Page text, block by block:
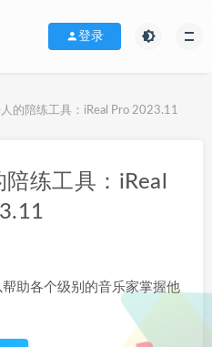
登录
的陪练工具：iReal Pro 2023.11
练工具：iReal
帮助各个级别的音乐家掌握他